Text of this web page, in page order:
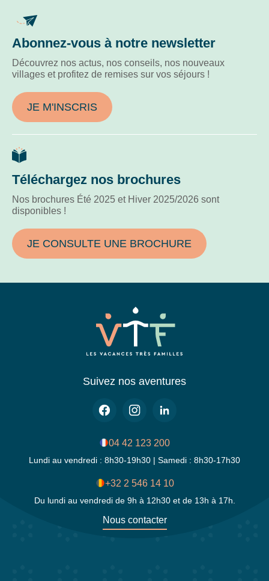
Abonnez-vous à notre newsletter
Découvrez nos actus, nos conseils, nos nouveaux
villages et profitez de remises sur vos séjours !
JE M'INSCRIS
Téléchargez nos brochures
Nos brochures Été 2025 et Hiver 2025/2026 sont
disponibles !
JE CONSULTE UNE BROCHURE
Suivez nos aventures
04 42 123 200
Lundi au vendredi : 8h30-19h30 | Samedi : 8h30-17h30
+32 2 546 14 10
Du lundi au vendredi de 9h à 12h30 et de 13h à 17h.
Nous contacter